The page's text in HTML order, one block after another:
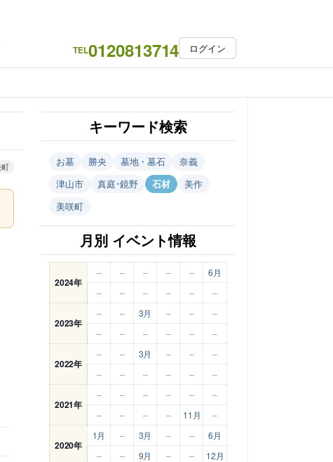
TEL0120813714 ログイン
キーワード検索
お墓 勝央 墓地・墓石
奈義
津山市
真庭･鏡野 石材
美作
美咲町
月別 イベント情報
2024年
– – – – –
6月
–
– – – – –
2023年
– – 3月 – –
–
–
– – – – –
2022年
– – 3月 – –
–
–
– – – – –
2021年
– – – – –
–
–
– – – 11月 –
2020年
1月 – 3月 – –
6月
–
– 9月 – – 12月